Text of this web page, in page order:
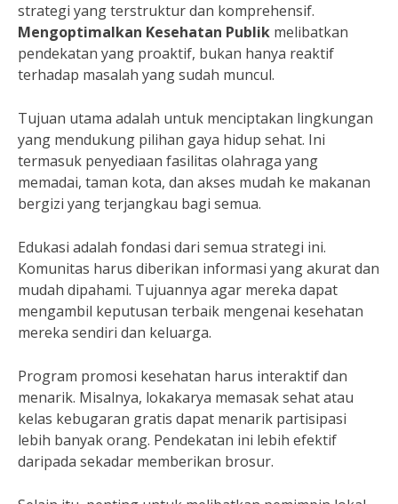
strategi yang terstruktur dan komprehensif.
Mengoptimalkan Kesehatan Publik melibatkan
pendekatan yang proaktif, bukan hanya reaktif
terhadap masalah yang sudah muncul.
Tujuan utama adalah untuk menciptakan lingkungan
yang mendukung pilihan gaya hidup sehat. Ini
termasuk penyediaan fasilitas olahraga yang
memadai, taman kota, dan akses mudah ke makanan
bergizi yang terjangkau bagi semua.
Edukasi adalah fondasi dari semua strategi ini.
Komunitas harus diberikan informasi yang akurat dan
mudah dipahami. Tujuannya agar mereka dapat
mengambil keputusan terbaik mengenai kesehatan
mereka sendiri dan keluarga.
Program promosi kesehatan harus interaktif dan
menarik. Misalnya, lokakarya memasak sehat atau
kelas kebugaran gratis dapat menarik partisipasi
lebih banyak orang. Pendekatan ini lebih efektif
daripada sekadar memberikan brosur.